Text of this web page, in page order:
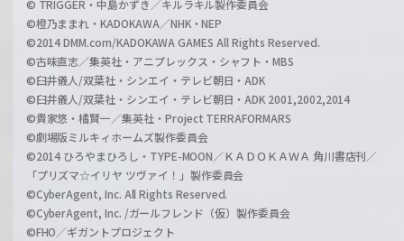
© TRIGGER・中島かずき／キルラキル製作委員会
©橙乃ままれ・KADOKAWA／NHK・NEP
©2014 DMM.com/KADOKAWA GAMES All Rights Reserved.
©古味直志／集英社・アニプレックス・シャフト・MBS
©臼井儀人/双葉社・シンエイ・テレビ朝日・ADK
©臼井儀人/双葉社・シンエイ・テレビ朝日・ADK 2001,2002,2014
©貴家悠・橘賢一／集英社・Project TERRAFORMARS
©劇場版ミルキィホームズ製作委員会
©2014 ひろやまひろし・TYPE-MOON／ＫＡＤＯＫＡＷＡ 角川書店刊／
「プリズマ☆イリヤ ツヴァイ！」製作委員会
©CyberAgent, Inc. All Rights Reserved.
©CyberAgent, Inc. /ガールフレンド（仮）製作委員会
©FHO／ギガントプロジェクト